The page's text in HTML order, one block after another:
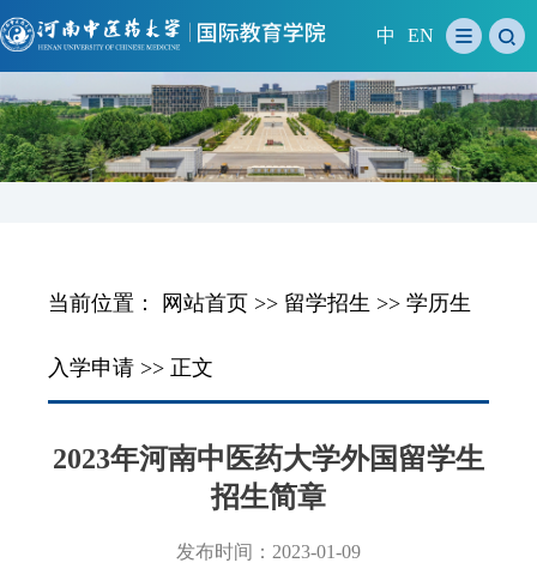
中 EN
当前位置： 网站首页 >> 留学招生 >> 学历生
入学申请 >> 正文
2023年河南中医药大学外国留学生
招生简章
发布时间：2023-01-09